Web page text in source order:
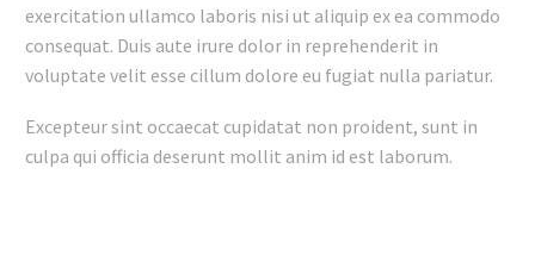
exercitation ullamco laboris nisi ut aliquip ex ea commodo
consequat. Duis aute irure dolor in reprehenderit in
voluptate velit esse cillum dolore eu fugiat nulla pariatur.
Excepteur sint occaecat cupidatat non proident, sunt in
culpa qui officia deserunt mollit anim id est laborum.